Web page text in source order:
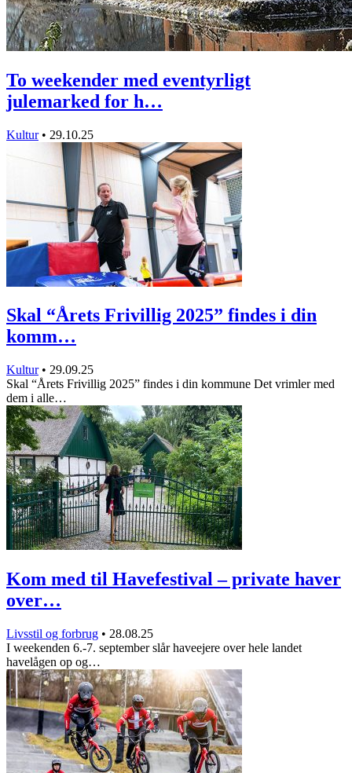
To weekender med eventyrligt
julemarked for h…
Kultur • 29.10.25
Skal “Årets Frivillig 2025” findes i din
komm…
Kultur • 29.09.25
Skal “Årets Frivillig 2025” findes i din kommune Det vrimler med
dem i alle…
Kom med til Havefestival – private haver
over…
Livsstil og forbrug • 28.08.25
I weekenden 6.-7. september slår haveejere over hele landet
havelågen op og…